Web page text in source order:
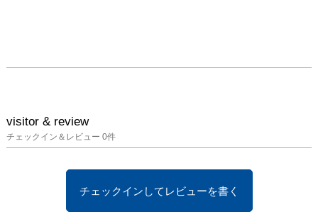
visitor & review
チェックイン＆レビュー 0件
チェックインしてレビューを書く